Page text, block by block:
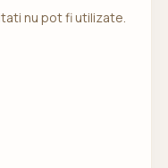
nu pot fi utilizate.